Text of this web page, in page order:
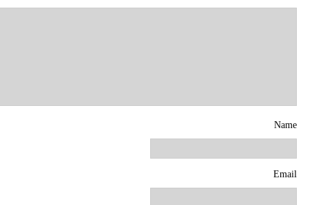
Name
Email